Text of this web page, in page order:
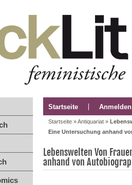
Startseite Anmelden
Startseite »Antiquariat »
Eine Untersuchung anhand
Lebenswelten Von
anhand von